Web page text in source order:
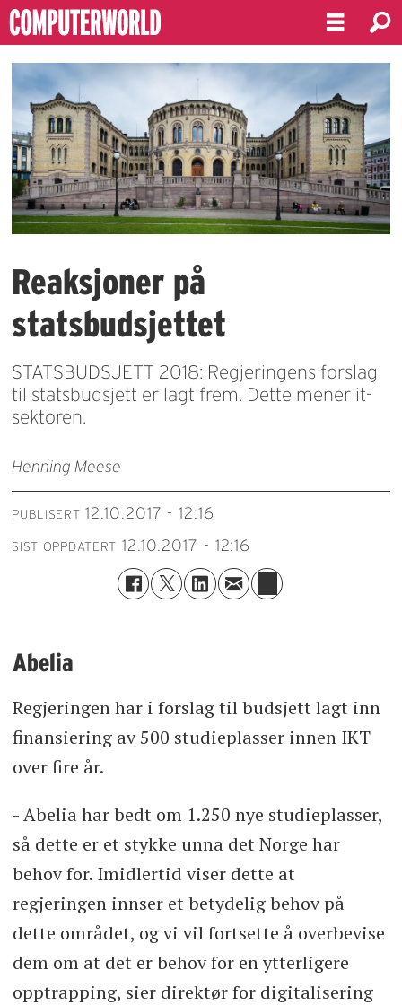
Reaksjoner på
statsbudsjettet
STATSBUDSJETT 2018: Regjeringens forslag
til statsbudsjett er lagt frem. Dette mener it-
sektoren.
Henning Meese
PUBLISERT 12.10.2017 - 12:16
SIST OPPDATERT 12.10.2017 - 12:16
Abelia
Regjeringen har i forslag til budsjett lagt inn
finansiering av 500 studieplasser innen IKT
over fire år.
- Abelia har bedt om 1.250 nye studieplasser,
så dette er et stykke unna det Norge har
behov for. Imidlertid viser dette at
regjeringen innser et betydelig behov på
dette området, og vi vil fortsette å overbevise
dem om at det er behov for en ytterligere
opptrapping, sier direktør for digitalisering